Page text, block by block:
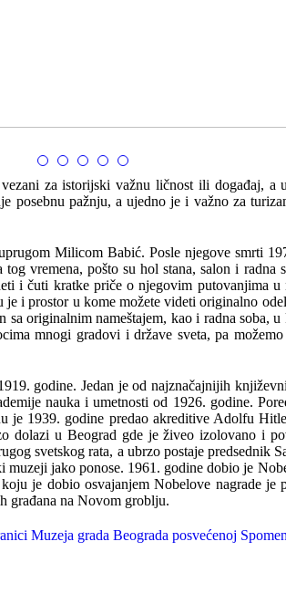
za istorijski važnu ličnost ili događaj, a
posebnu pažnju, a ujedno je i važno za
Milicom Babić. Posle njegove smrti
vremena, pošto su hol stana, salon i
i čuti kratke priče o njegovim putovanjima
i prostor u kome možete videti originalno
sa originalnim nameštajem, kao i radna
mnogi gradovi i države sveta, pa
godine. Jedan je od najznačajnijih
nauka i umetnosti od 1926. godine.
1939. godine predao akreditive Adolfu
dolazi u Beograd gde je živeo izolovano i
svetskog rata, a ubrzo postaje predsednik
jako ponose. 1961. godine dobio je
je dobio osvajanjem Nobelove nagrade
građana na Novom groblju.
Muzeja grada Beograda posvećenoj